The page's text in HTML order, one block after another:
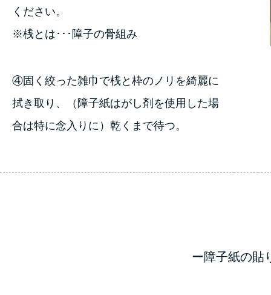
ください。
※桟とは･･･障子の骨組み
④固く絞った雑巾で桟と枠のノリを綺麗に
拭き取り、（障子紙はがし剤を使用した場
合は特に念入りに）乾くまで待つ。
ー障子紙の貼